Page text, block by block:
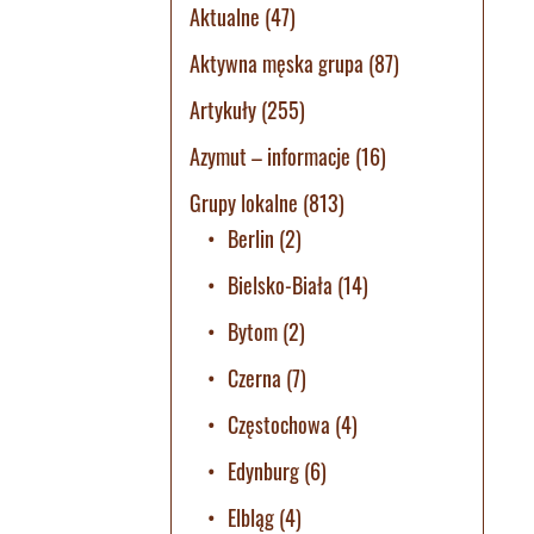
Aktualne (47)
Aktywna męska grupa (87)
Artykuły(255)
Azymut – informacje (16)
Grupy lokalne (813)
Berlin (2)
Bielsko-Biała (14)
Bytom(2)
Czerna (7)
Częstochowa (4)
Edynburg(6)
Elbląg(4)